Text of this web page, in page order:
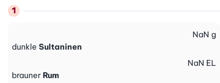
dunkle Sultaninen
NaN g
brauner Rum
NaN EL